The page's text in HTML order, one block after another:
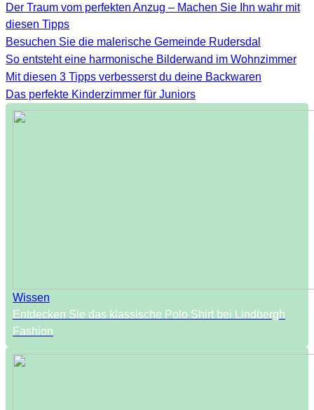
Der Traum vom perfekten Anzug – Machen Sie Ihn wahr mit
diesen Tipps
Besuchen Sie die malerische Gemeinde Rudersdal
So entsteht eine harmonische Bilderwand im Wohnzimmer
Mit diesen 3 Tipps verbesserst du deine Backwaren
Das perfekte Kinderzimmer für Juniors
Wissen
Entdecken Sie das klassische Polo Shirt bei Lindbergh
Fashion